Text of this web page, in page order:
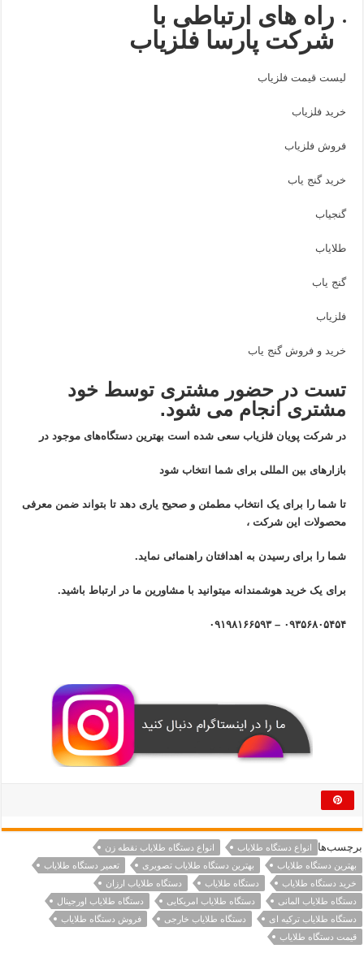
راه های ارتباطی با
شرکت پارسا فلزیاب
لیست قیمت فلزیاب
خرید فلزیاب
فروش فلزیاب
خرید گنج یاب
گنجیاب
طلایاب
گنج یاب
فلزیاب
خرید و فروش گنج یاب
تست در حضور مشتری توسط خود
مشتری انجام می شود.
در شرکت پویان فلزیاب سعی شده است بهترین دستگاه‌های موجود در
بازار‌های بین المللی برای شما انتخاب شود
تا شما را برای یک انتخاب مطمئن و صحیح یاری دهد تا بتواند ضمن معرفی
محصولات این شرکت ،
شما را برای رسیدن به اهدافتان راهنمائی نماید.
برای یک خرید هوشمندانه میتوانید با مشاورین ما در ارتباط باشید.
۰۹۳۵۶۸۰۵۴۵۴ – ۰۹۱۹۸۱۶۶۵۹۳
برچسب‌ها انواع دستگاه طلایاب
انواع دستگاه طلایاب نقطه زن
بهترین دستگاه طلایاب
بهترین دستگاه طلایاب تصویری
تعمیر دستگاه طلایاب
خرید دستگاه طلایاب
دستگاه طلایاب
دستگاه طلایاب ارزان
دستگاه طلایاب المانی
دستگاه طلایاب امریکایی
دستگاه طلایاب اورجینال
دستگاه طلایاب ترکیه ای
دستگاه طلایاب خارجی
فروش دستگاه طلایاب
قیمت دستگاه طلایاب